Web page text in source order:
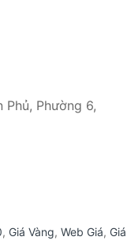
Phủ, Phường 6,
, Giá Vàng, Web Giá, Giá